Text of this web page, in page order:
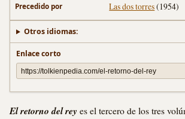
Precedido por Las dos torres(1954)
Otros idiomas:
Enlace corto
El retorno del rey es el tercero de los tres